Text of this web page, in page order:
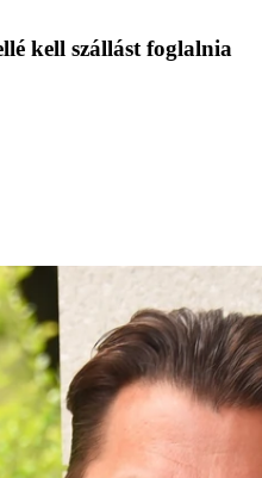
kell szállást foglalnia